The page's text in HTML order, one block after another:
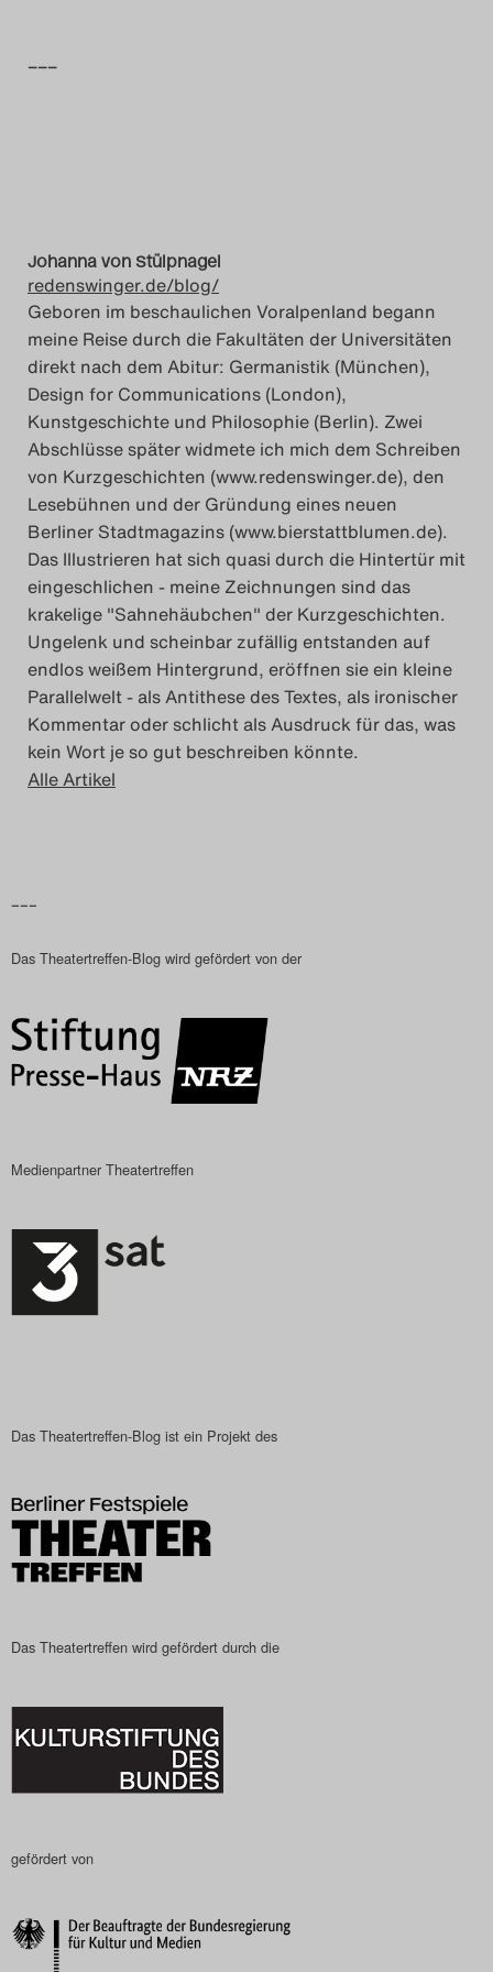
Das Theatertreffen-Blog
2016
Das Theatertreffen-Blog
2017
Das Theatertreffen-Blog
2018
Das Theatertreffen-Blog
2018 Alumni
Das Theatertreffen-Blog
2019
Das Theatertreffen-Blog
2020
2022
Das Theatertreffen-Blog
2023
Das Theatertreffen-Blog
Das Theatertreffen-Blog
Search
–––
Johanna von Stülpnagel
redenswinger.de/blog/
Geboren im beschaulichen Voralpenland begann
meine Reise durch die Fakultäten der Universitäten
direkt nach dem Abitur: Germanistik (München),
Design for Communications (London),
Kunstgeschichte und Philosophie (Berlin). Zwei
Abschlüsse später widmete ich mich dem Schreiben
von Kurzgeschichten (www.redenswinger.de), den
Lesebühnen und der Gründung eines neuen
Berliner Stadtmagazins (www.bierstattblumen.de).
Das Illustrieren hat sich quasi durch die Hintertür mit
eingeschlichen - meine Zeichnungen sind das
krakelige "Sahnehäubchen" der Kurzgeschichten.
Ungelenk und scheinbar zufällig entstanden auf
endlos weißem Hintergrund, eröffnen sie ein kleine
Parallelwelt - als Antithese des Textes, als ironischer
Kommentar oder schlicht als Ausdruck für das, was
kein Wort je so gut beschreiben könnte.
Alle Artikel
–––
Das Theatertreffen-Blog wird gefördert von der
Medienpartner Theatertreffen
Das Theatertreffen-Blog ist ein Projekt des
Das Theatertreffen wird gefördert durch die
gefördert von